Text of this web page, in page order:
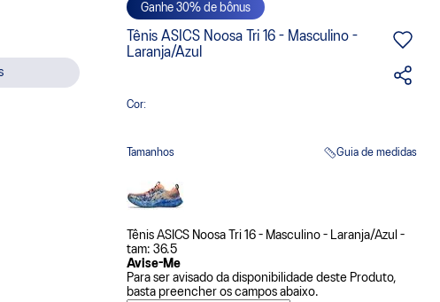
Ganhe 30% de bônus
Tênis ASICS Noosa Tri 16 - Masculino -
Laranja/Azul
Cor:
Tamanhos Guia de medidas
Tênis ASICS Noosa Tri 16 - Masculino - Laranja/Azul -
tam: 36.5
Avise-Me
Para ser avisado da disponibilidade deste Produto,
basta preencher os campos abaixo.